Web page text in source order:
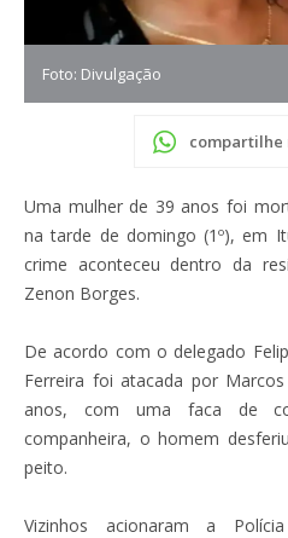
Foto: Divulgação
compartilhe
Uma mulher de 39 anos foi
na tarde de domingo (1º), em
crime aconteceu dentro da
Zenon Borges.
De acordo com o delegado
Ferreira foi atacada por
anos, com uma faca de
companheira, o homem
peito.
Vizinhos acionaram a